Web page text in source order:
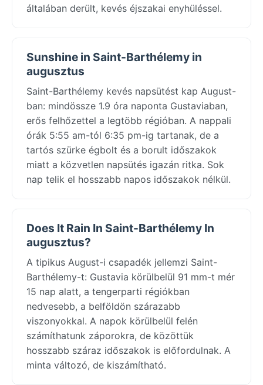
általában derült, kevés éjszakai enyhüléssel.
Sunshine in Saint-Barthélemy in
augusztus
Saint-Barthélemy kevés napsütést kap August-
ban: mindössze 1.9 óra naponta Gustaviaban,
erős felhőzettel a legtöbb régióban. A nappali
órák 5:55 am-tól 6:35 pm-ig tartanak, de a
tartós szürke égbolt és a borult időszakok
miatt a közvetlen napsütés igazán ritka. Sok
nap telik el hosszabb napos időszakok nélkül.
Does It Rain In Saint-Barthélemy In
augusztus?
A tipikus August-i csapadék jellemzi Saint-
Barthélemy-t: Gustavia körülbelül 91 mm-t mér
15 nap alatt, a tengerparti régiókban
nedvesebb, a belföldön szárazabb
viszonyokkal. A napok körülbelül felén
számíthatunk záporokra, de közöttük
hosszabb száraz időszakok is előfordulnak. A
minta változó, de kiszámítható.